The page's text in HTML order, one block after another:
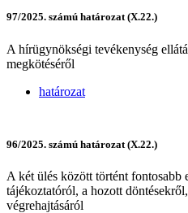
97/2025. számú határozat (X.22.)
A hírügynökségi tevékenység
megkötéséről
határozat
96/2025. számú határozat (X.22.)
A két ülés között történt fontosabb
tájékoztatóról, a hozott
végrehajtásáról